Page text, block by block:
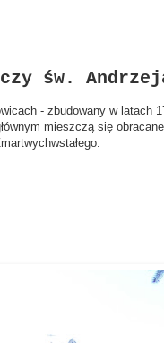
św.
- zbudowany w latach
mieszczą się